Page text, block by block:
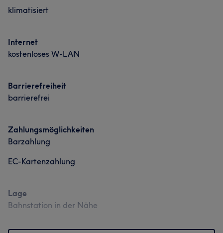
klimatisiert
Internet
kostenloses W-LAN
Barrierefreiheit
barrierefrei
Zahlungsmöglichkeiten
Barzahlung
EC-Kartenzahlung
Lage
Bahnstation in der Nähe